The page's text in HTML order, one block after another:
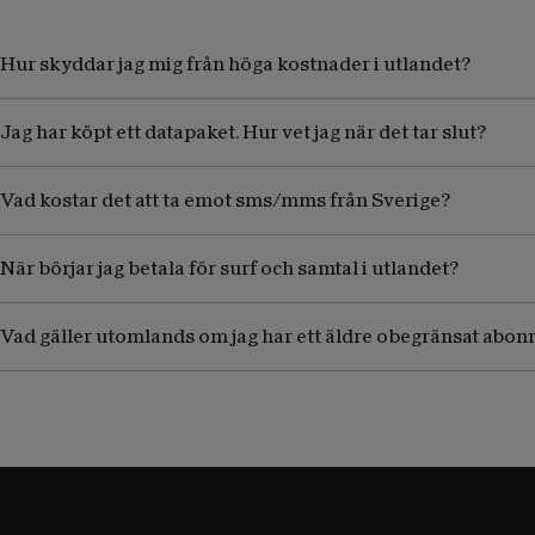
Hur skyddar jag mig från höga kostnader i utlandet?
Jag har köpt ett datapaket. Hur vet jag när det tar slut?
Vad kostar det att ta emot sms/mms från Sverige?
När börjar jag betala för surf och samtal i utlandet?
Vad gäller utomlands om jag har ett äldre obegränsat